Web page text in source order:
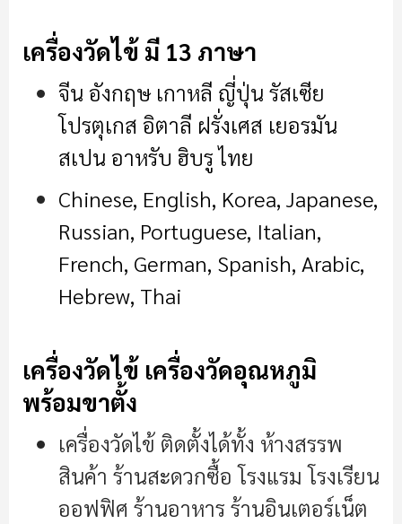
เครื่องวัดไข้ มี 13 ภาษา
จีน อังกฤษ เกาหลี ญี่ปุ่น รัสเซีย
โปรตุเกส อิตาลี ฝรั่งเศส เยอรมัน
สเปน อาหรับ ฮิบรู ไทย
Chinese, English, Korea, Japanese,
Russian, Portuguese, Italian,
French, German, Spanish, Arabic,
Hebrew, Thai
เครื่องวัดไข้ เครื่องวัดอุณหภูมิ
พร้อมขาตั้ง
เครื่องวัดไข้ ติดตั้งได้ทั้ง ห้างสรรพ
สินค้า ร้านสะดวกซื้อ โรงแรม โรงเรียน
ออฟฟิศ ร้านอาหาร ร้านอินเตอร์เน็ต